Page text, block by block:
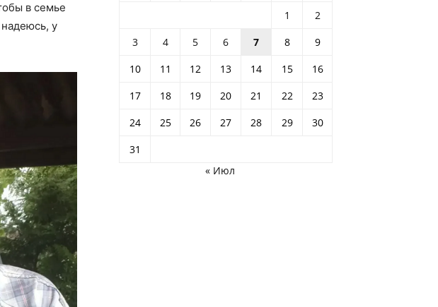
в семье
у
1
2
3
4 5 6 7 8
9
10
11 12 13 14 15
16
17
18 19 20 21 22
23
24
25 26 27 28 29
30
31
« Июл